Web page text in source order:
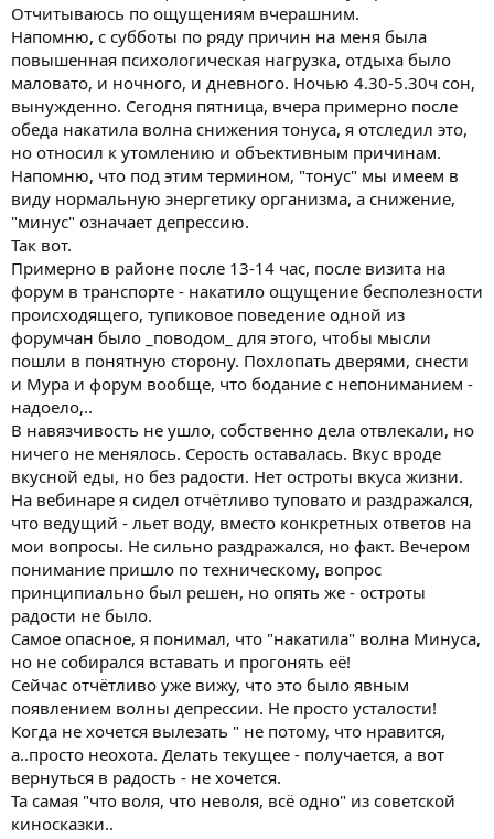
Отчитываюсь по ощущениям вчерашним.
Напомню, с субботы по ряду причин на меня была
повышенная психологическая нагрузка, отдыха было
маловато, и ночного, и дневного. Ночью 4.30-5.30ч сон,
вынужденно. Сегодня пятница, вчера примерно после
обеда накатила волна снижения тонуса, я отследил это,
но относил к утомлению и объективным причинам.
Напомню, что под этим термином, "тонус" мы имеем в
виду нормальную энергетику организма, а снижение,
"минус" означает депрессию.
Так вот.
Примерно в районе после 13-14 час, после визита на
форум в транспорте - накатило ощущение бесполезности
происходящего, тупиковое поведение одной из
форумчан было _поводом_ для этого, чтобы мысли
пошли в понятную сторону. Похлопать дверями, снести
и Мура и форум вообще, что бодание с непониманием -
надоело,..
В навязчивость не ушло, собственно дела отвлекали, но
ничего не менялось. Серость оставалась. Вкус вроде
вкусной еды, но без радости. Нет остроты вкуса жизни.
На вебинаре я сидел отчётливо туповато и раздражался,
что ведущий - льет воду, вместо конкретных ответов на
мои вопросы. Не сильно раздражался, но факт. Вечером
понимание пришло по техническому, вопрос
принципиально был решен, но опять же - остроты
радости не было.
Самое опасное, я понимал, что "накатила" волна Минуса,
но не собирался вставать и прогонять её!
Сейчас отчётливо уже вижу, что это было явным
появлением волны депрессии. Не просто усталости!
Когда не хочется вылезать " не потому, что нравится,
а..просто неохота. Делать текущее - получается, а вот
вернуться в радость - не хочется.
Та самая "что воля, что неволя, всё одно" из советской
киносказки..